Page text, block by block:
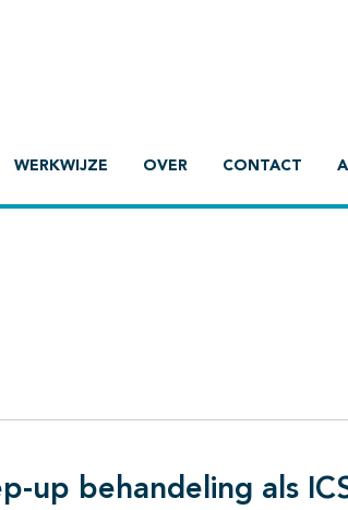
WERKWIJZE OVER CONTACT
up behandeling als